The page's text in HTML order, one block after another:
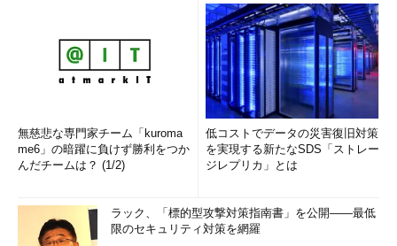
無慈悲な専門家チーム「kuroma
me6」の暗躍に負けず勝利をつか
んだチームは？ (1/2)
低コストでデータの災害復旧対策
を実現する新たなSDS「ストレー
ジレプリカ」とは
ラック、「標的型攻撃対策指南書」を公開――最低
限のセキュリティ対策を網羅